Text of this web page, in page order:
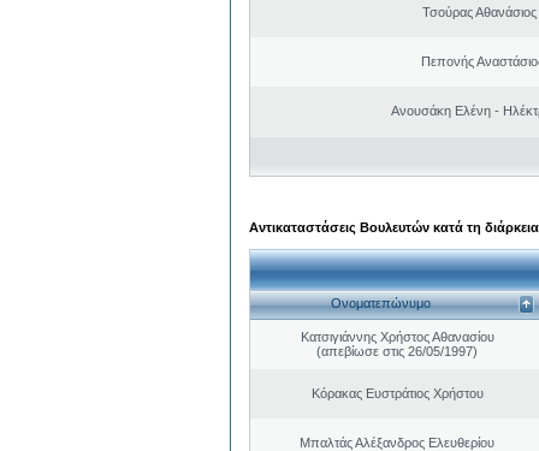
Τσούρας
Πεπονής
Ανουσάκη Ελένη -
Αντικαταστάσεις Βουλευτών κατά τη
Ονοματεπώνυμο
Κατσιγιάννης Χρήστος Αθανασίου
(απεβίωσε στις 26/05/1997)
Κόρακας Ευστράτιος Χρήστου
Μπαλτάς Αλέξανδρος Ελευθερίου